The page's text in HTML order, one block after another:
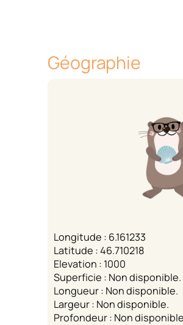
Géographie
Longitude : 6.161233
Latitude : 46.710218
Elevation : 1000
Superficie : Non disponible.
Longueur : Non disponible.
Largeur : Non disponible.
Profondeur : Non